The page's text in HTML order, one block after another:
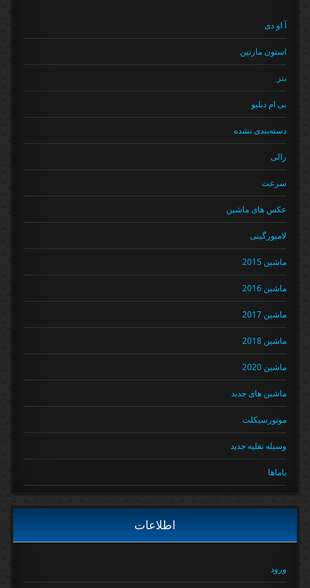
آ او دی
استون مارتین
بی ام دبلیو
دسته‌بندی نشده
رالی
سرعت
عکس های ماشین
لامبورگینی
ماشین 2015
ماشین 2016
ماشین 2017
ماشین 2018
ماشین 2020
ماشین های جدید
موتورسیکلت
وسیله نقلیه جدید
یاماها
اطلاعات
ورود